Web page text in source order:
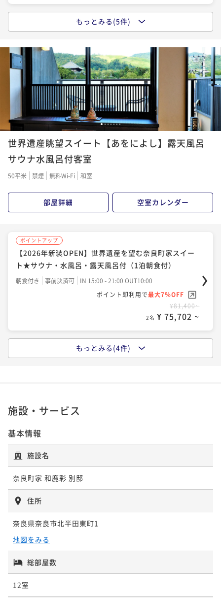
【ご祝宴】 還暦、古希、喜寿、米寿などのお祝いに☆
鯛やお祝い膳など３大特典付
二食付き 事前決済可
IN 15:00 - 19:00 OUT10:00
ポイント即利用で最大7％OFF
¥63,800~
2名 ¥ 59,334 ~
【量より質】女性やシニアの方にもおススメ★
ボリューム控えめ厳選コース★全10品
二食付き 事前決済可
IN 15:00 - 19:00 OUT10:00
ポイント即利用で最大7％OFF
¥57,200~
2名 ¥ 53,196 ~
ポイントアップ
旬を味わう大和懐石料理
～和鹿彩のReluxプラン～
二食付き 事前決済可
¥57,200~
2名 ¥ 53,196 ~
ポイントアップ
【女子会＆女子旅】《スイーツ盛り》×《美食》×
《シャンパン》で
古都nightに乾杯♪
二食付き 事前決済可
IN 15:00 - 19:00 OUT10:00
ポイント即利用で最大7％OFF
¥61,600~
2名 ¥ 57,288 ~
【日本酒堪能】 日本酒発祥の地「奈良」で旨し地酒に
ポイントアップ
【ご祝宴】 還暦、古希、喜寿、米寿などのお祝いに☆
鯛やお祝い膳など３大特典付
二食付き
もっとみる(5件)
1234567
世界遺産眺望スイート【あをによし】露天風呂
サウナ水風呂付客室
50平米 禁煙 無料Wi-Fi 和室
部屋詳細 空室カレンダー
ポイントアップ
【2026年新装OPEN】世界遺産を望む奈良町家スイー
ト★サウナ・水風呂・露天風呂付（1泊朝食付）
朝食付き 事前決済可
IN 15:00 - 21:00 OUT10:00
ポイント即利用で最大7％OFF
¥81,400~
2名 ¥ 75,702 ~
【別邸】早朝出発・朝はゆっくりお寝坊オッケー♪
ポイントアップ
【量より質】女性やシニアの方にもおススメ★
ボリューム控えめ厳選コース★全10品
二食付き
ポイント即利用で最大7％OFF
ポイントアップ
ト★サウナ・水風呂・露天風呂付（1泊2食）
もっとみる(4件)
施設・サービス
基本情報
施設名
奈良町家 和鹿彩 別邸
住所
奈良県奈良市北半田東町1
地図をみる
総部屋数
12室